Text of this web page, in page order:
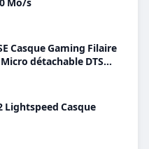
Mo/s
Casque Gaming Filaire
détachable DTS
Lightspeed Casque